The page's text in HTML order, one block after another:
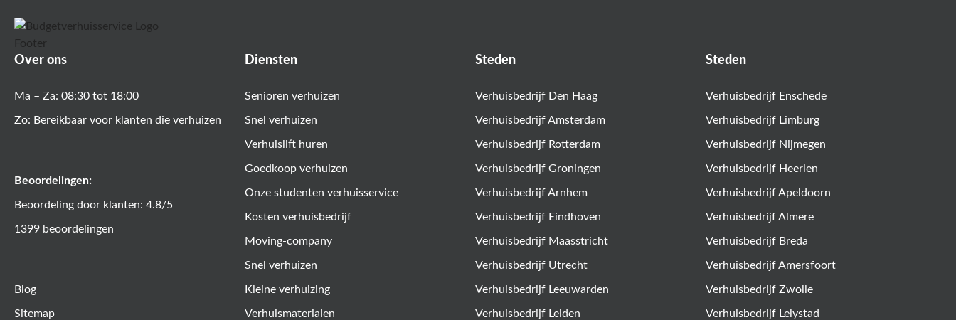
Over ons
Ma – Za: 08:30 tot 18:00
Zo: Bereikbaar voor klanten die verhuizen
Beoordelingen:
Beoordeling door klanten: 4.8/5
1399 beoordelingen
Blog
Sitemap
Diensten
Senioren verhuizen
Snel verhuizen
Verhuislift huren
Goedkoop verhuizen
Onze studenten verhuisservice
Kosten verhuisbedrijf
Moving-company
Snel verhuizen
Kleine verhuizing
Verhuismaterialen
Steden
Verhuisbedrijf Den Haag
Verhuisbedrijf Amsterdam
Verhuisbedrijf Rotterdam
Verhuisbedrijf Groningen
Verhuisbedrijf Arnhem
Verhuisbedrijf Eindhoven
Verhuisbedrijf Maasstricht
Verhuisbedrijf Utrecht
Verhuisbedrijf Leeuwarden
Verhuisbedrijf Leiden
Steden
Verhuisbedrijf Enschede
Verhuisbedrijf Limburg
Verhuisbedrijf Nijmegen
Verhuisbedrijf Heerlen
Verhuisbedrijf Apeldoorn
Verhuisbedrijf Almere
Verhuisbedrijf Breda
Verhuisbedrijf Amersfoort
Verhuisbedrijf Zwolle
Verhuisbedrijf Lelystad